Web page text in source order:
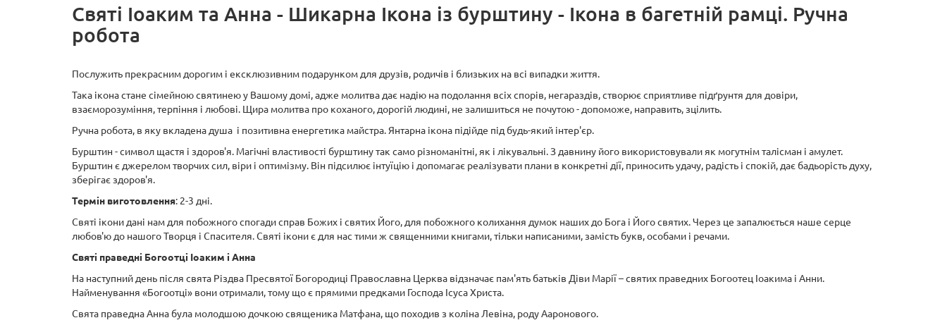
Святі Іоаким та Анна - Шикарна Ікона із бурштину - Ікона в багетній рамці. Ручна
робота
Послужить прекрасним дорогим і ексклюзивним подарунком для друзів, родичів і близьких на всі випадки життя.
Така ікона стане сімейною святинею у Вашому домі, адже молитва дає надію на подолання всіх спорів, негараздів, створює сприятливе підґрунтя для довіри,
взаєморозуміння, терпіння і любові. Щира молитва про коханого, дорогій людині, не залишиться не почутою - допоможе, направить, зцілить.
Ручна робота, в яку вкладена душа і позитивна енергетика майстра. Янтарна ікона підійде під будь-який інтер'єр.
Бурштин - символ щастя і здоров'я. Магічні властивості бурштину так само різноманітні, як і лікувальні. З давнину його використовували як могутнім талісман і амулет.
Бурштин є джерелом творчих сил, віри і оптимізму. Він підсилює інтуїцію і допомагає реалізувати плани в конкретні дії, приносить удачу, радість і спокій, дає бадьорість духу,
зберігає здоров'я.
Термін виготовлення: 2-3 дні.
Святі ікони дані нам для побожного спогади справ Божих і святих Його, для побожного колихання думок наших до Бога і Його святих. Через це запалюється наше серце
любов'ю до нашого Творця і Спасителя. Святі ікони є для нас тими ж священними книгами, тільки написаними, замість букв, особами і речами.
Святі праведні Богоотці Іоаким і Анна
На наступний день після свята Різдва Пресвятої Богородиці Православна Церква відзначає пам'ять батьків Діви Марії – святих праведних Богоотец Іоакима і Анни.
Найменування «Богоотці» вони отримали, тому що є прямими предками Господа Ісуса Христа.
Свята праведна Анна була молодшою дочкою священика Матфана, що походив з коліна Левіна, роду Ааронового.